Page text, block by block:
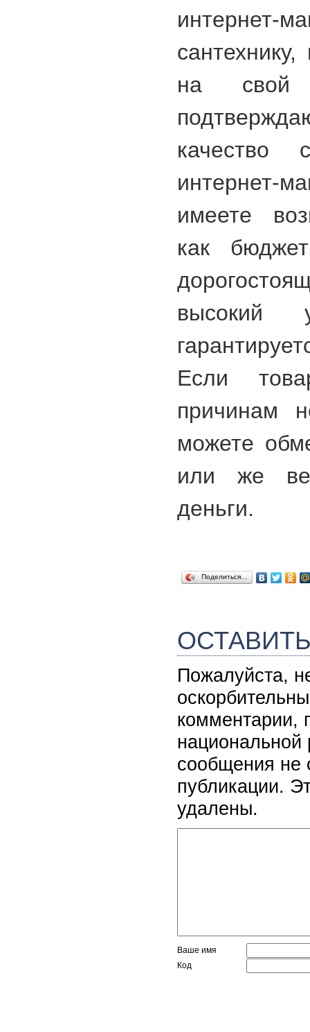
интернет-
на свой
качество
интернет-
имеете
как
высокий
Если
причинам
можете
или же
деньги.
Поделиться…
Пожалуйста,
комментарии,
национальной
сообщения не
публикации.
удалены.
Ваше имя
Код